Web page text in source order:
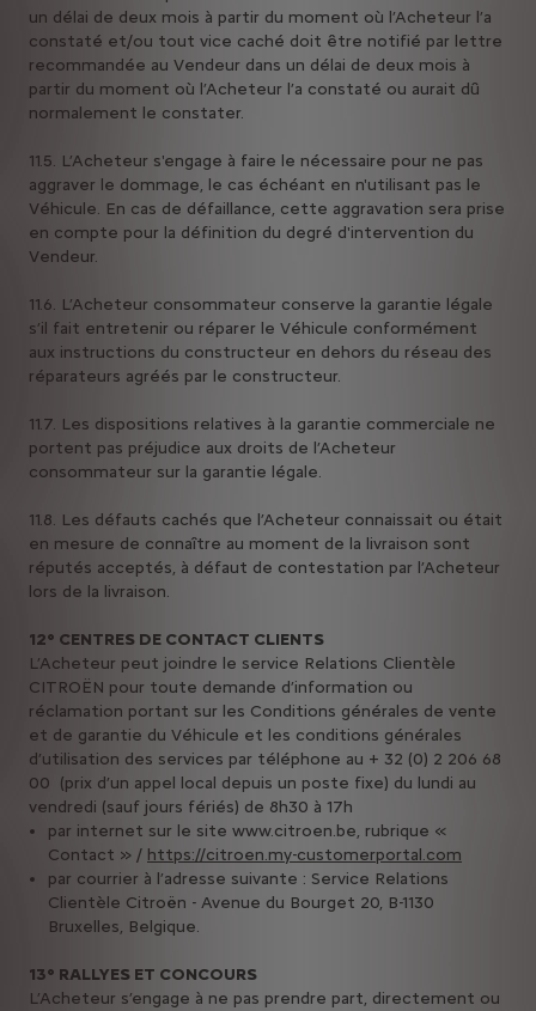
un délai de deux mois à partir du moment où l’Acheteur l’a
constaté et/ou tout vice caché doit être notifié par lettre
recommandée au Vendeur dans un délai de deux mois à
partir du moment où l’Acheteur l’a constaté ou aurait dû
normalement le constater.
11.5. L’Acheteur s'engage à faire le nécessaire pour ne pas
aggraver le dommage, le cas échéant en n'utilisant pas le
Véhicule. En cas de défaillance, cette aggravation sera prise
en compte pour la définition du degré d'intervention du
Vendeur.
11.6. L’Acheteur consommateur conserve la garantie légale
s’il fait entretenir ou réparer le Véhicule conformément
aux instructions du constructeur en dehors du réseau des
réparateurs agréés par le constructeur.
11.7. Les dispositions relatives à la garantie commerciale ne
portent pas préjudice aux droits de l’Acheteur
consommateur sur la garantie légale.
11.8. Les défauts cachés que l’Acheteur connaissait ou était
en mesure de connaître au moment de la livraison sont
réputés acceptés, à défaut de contestation par l’Acheteur
lors de la livraison.
12° CENTRES DE CONTACT CLIENTS
L’Acheteur peut joindre le service Relations Clientèle
CITROËN pour toute demande d’information ou
réclamation portant sur les Conditions générales de vente
et de garantie du Véhicule et les conditions générales
d’utilisation des services par téléphone au + 32 (0) 2 206 68
00 (prix d’un appel local depuis un poste fixe) du lundi au
vendredi (sauf jours fériés) de 8h30 à 17h
par internet sur le site www.citroen.be, rubrique «
Contact » / https://citroen.my-customerportal.com
par courrier à l’adresse suivante : Service Relations
Clientèle Citroën - Avenue du Bourget 20, B-1130
Bruxelles, Belgique.
13° RALLYES ET CONCOURS
L’Acheteur s’engage à ne pas prendre part, directement ou